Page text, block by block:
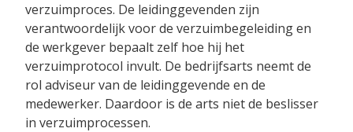
verzuimproces. De leidinggevenden zijn
verantwoordelijk voor de verzuimbegeleiding en
de werkgever bepaalt zelf hoe hij het
verzuimprotocol invult. De bedrijfsarts neemt de
rol adviseur van de leidinggevende en de
medewerker. Daardoor is de arts niet de beslisser
in verzuimprocessen.